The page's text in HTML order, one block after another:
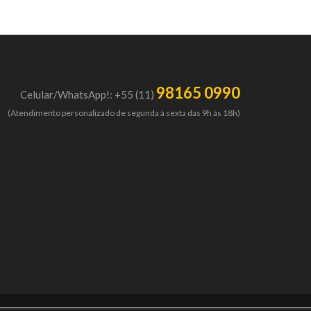
Celular/WhatsApp!: +55 (11) 98165 0990
(Atendimento personalizado de segunda à sexta das 9h às 18h)